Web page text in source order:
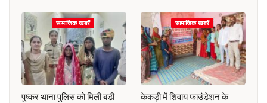
सामाजिक खबरें
पुष्कर थाना पुलिस को मिली बडी
सामाजिक खबरें
केकड़ी में शिवाय फाउंडेशन के